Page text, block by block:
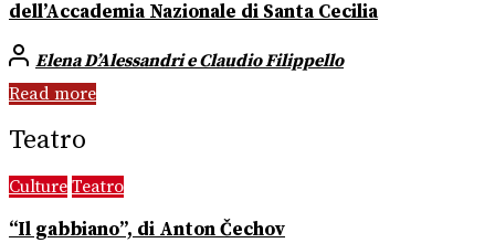
dell’Accademia Nazionale di Santa Cecilia
Elena D’Alessandri e Claudio Filippello
Read more
Teatro
Culture Teatro
“Il gabbiano”, di Anton Čechov